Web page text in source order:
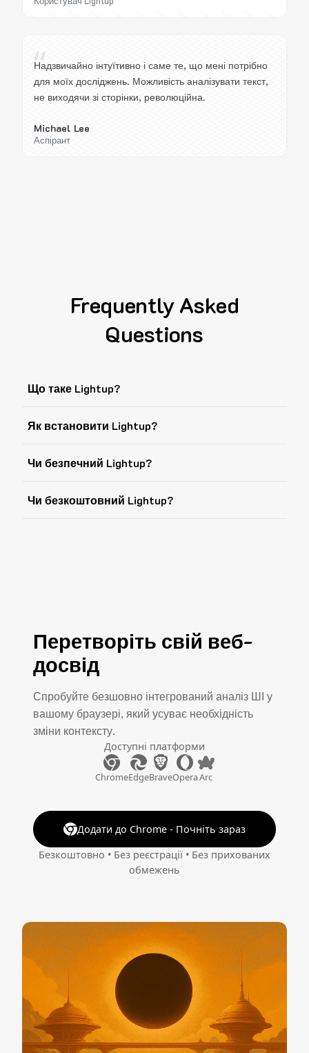
“
Надзвичайно інтуїтивно і саме те, що мені потрібно
для моїх досліджень. Можливість аналізувати текст,
не виходячи зі сторінки, революційна.
Michael Lee
Аспірант
Frequently Asked
Questions
Що таке Lightup?
Як встановити Lightup?
Чи безпечний Lightup?
Чи безкоштовний Lightup?
Перетворіть свій веб-
досвід
Спробуйте безшовно інтегрований аналіз ШІ у
вашому браузері, який усуває необхідність
зміни контексту.
Доступні платформи
ChromeEdgeBraveOperaArc
Додати до Chrome - Почніть зараз
Безкоштовно • Без реєстрації • Без прихованих
обмежень